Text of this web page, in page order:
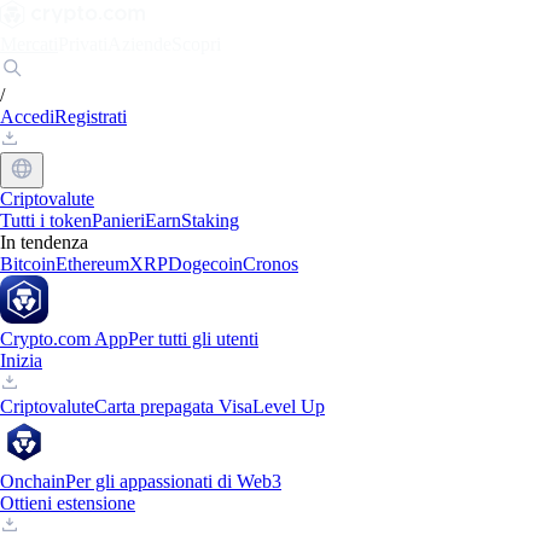
/
AccediRegistrati
Criptovalute
Tutti i tokenPanieriEarnStaking
In tendenza
BitcoinEthereumXRPDogecoinCronos
Crypto.com AppPer tutti gli utenti
Inizia
CriptovaluteCarta prepagata VisaLevel Up
OnchainPer gli appassionati di Web3
Ottieni estensione